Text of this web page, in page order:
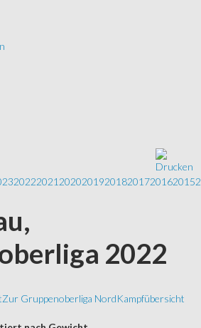
20222021 202020192018201720162015
2022
Zur Gruppenoberliga NordKampfübersicht